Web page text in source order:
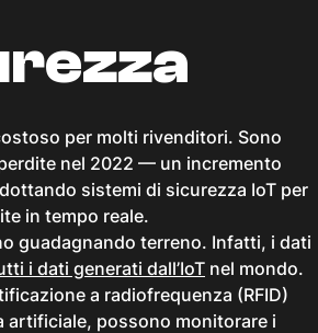
per molti rivenditori. Sono
nel 2022 — un incremento
sistemi di sicurezza IoT per
in tempo reale.
guadagnando terreno. Infatti, i dati
i dati generati dall’IoT nel mondo.
a radiofrequenza (RFID)
artificiale, possono monitorare i